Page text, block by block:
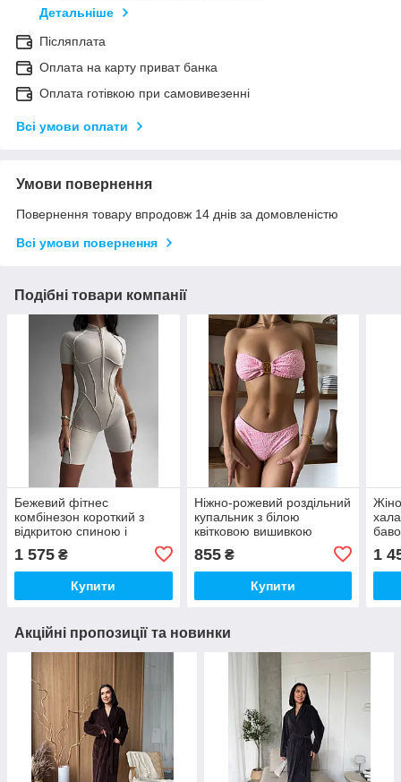
Детальніше
Післяплата
Оплата на карту приват банка
Оплата готівкою при самовивезенні
Всі умови оплати
Умови повернення
Повернення товару впродовж 14 днів за домовленістю
Всі умови повернення
Подібні товари компанії
Бежевий фітнес
комбінезон короткий з
відкритою спиною і
швами
1 575 ₴
Купити
Ніжно-рожевий роздільний
купальник з білою
квітковою вишивкою
855₴
Купити
1
Акційні пропозиції та новинки